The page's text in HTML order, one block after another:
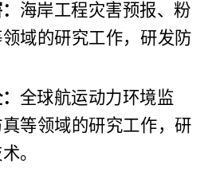
海岸工程灾害预报、粉
域的研究工作，研发防
全球航运动力环境监
等领域的研究工作，研
。